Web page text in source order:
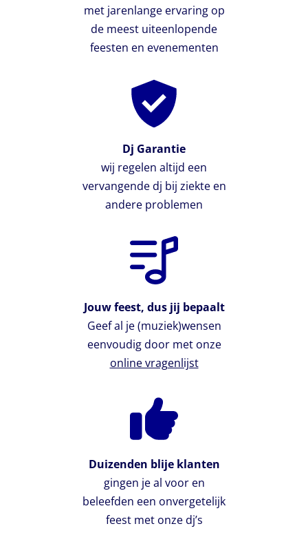
met jarenlange ervaring op
de meest uiteenlopende
feesten en evenementen
Dj Garantie
wij regelen altijd een
vervangende dj bij ziekte en
andere problemen
Jouw feest, dus jij bepaalt
Geef al je (muziek)wensen
eenvoudig door met onze
online vragenlijst
Duizenden blije klanten
gingen je al voor en
beleefden een onvergetelijk
feest met onze dj’s